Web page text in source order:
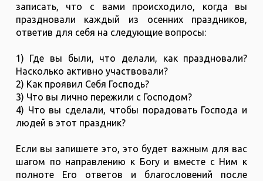
записать, что с вами происходило, когда вы
праздновали каждый из осенних праздников,
ответив для себя на следующие вопросы:
1) Где вы были, что делали, как праздновали?
Насколько активно участвовали?
2) Как проявил Себя Господь?
3) Что вы лично пережили с Господом?
4) Что вы сделали, чтобы порадовать Господа и
людей в этот праздник?
Если вы запишете это, это будет важным для вас
шагом по направлению к Богу и вместе с Ним к
полноте Его ответов и благословений после